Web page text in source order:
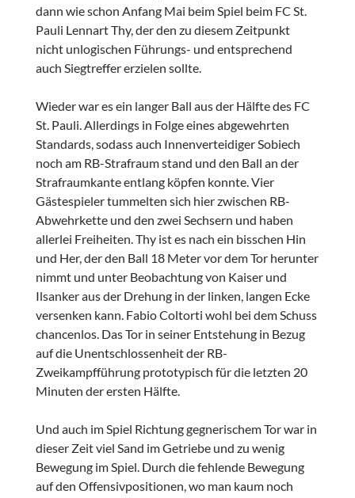
dann wie schon Anfang Mai beim Spiel beim FC St.
Pauli Lennart Thy, der den zu diesem Zeitpunkt
nicht unlogischen Führungs- und entsprechend
auch Siegtreffer erzielen sollte.
Wieder war es ein langer Ball aus der Hälfte des FC
St. Pauli. Allerdings in Folge eines abgewehrten
Standards, sodass auch Innenverteidiger Sobiech
noch am RB-Strafraum stand und den Ball an der
Strafraumkante entlang köpfen konnte. Vier
Gästespieler tummelten sich hier zwischen RB-
Abwehrkette und den zwei Sechsern und haben
allerlei Freiheiten. Thy ist es nach ein bisschen Hin
und Her, der den Ball 18 Meter vor dem Tor herunter
nimmt und unter Beobachtung von Kaiser und
Ilsanker aus der Drehung in der linken, langen Ecke
versenken kann. Fabio Coltorti wohl bei dem Schuss
chancenlos. Das Tor in seiner Entstehung in Bezug
auf die Unentschlossenheit der RB-
Zweikampfführung prototypisch für die letzten 20
Minuten der ersten Hälfte.
Und auch im Spiel Richtung gegnerischem Tor war in
dieser Zeit viel Sand im Getriebe und zu wenig
Bewegung im Spiel. Durch die fehlende Bewegung
auf den Offensivpositionen, wo man kaum noch